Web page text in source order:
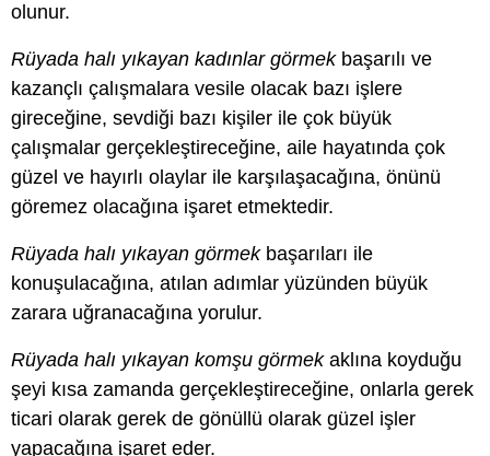
olunur.
Rüyada halı yıkayan kadınlar görmekbaşarılı ve
kazançlı çalışmalara vesile olacak bazı işlere
gireceğine, sevdiği bazı kişiler ile çok büyük
çalışmalar gerçekleştireceğine, aile hayatında çok
güzel ve hayırlı olaylar ile karşılaşacağına, önünü
göremez olacağına işaret etmektedir.
Rüyada halı yıkayan görmekbaşarıları ile
konuşulacağına, atılan adımlar yüzünden büyük
zarara uğranacağına yorulur.
Rüyada halı yıkayan komşu görmekaklına koyduğu
şeyi kısa zamanda gerçekleştireceğine, onlarla gerek
ticari olarak gerek de gönüllü olarak güzel işler
yapacağına işaret eder.